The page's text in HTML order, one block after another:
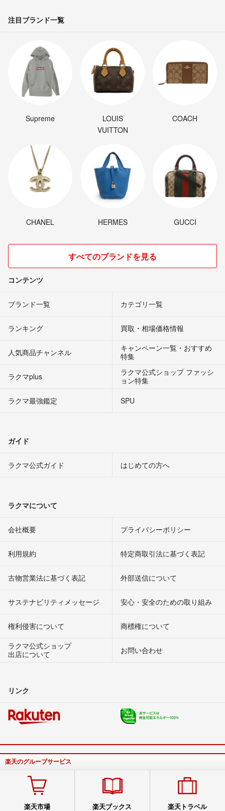
注目ブランド一覧
Supreme
LOUIS
VUITTON
COACH
CHANEL HERMES GUCCI
すべてのブランドを見る
コンテンツ
ブランド一覧 カテゴリ一覧
ランキング 買取・相場価格情報
人気商品チャンネル
キャンペーン一覧・おすすめ
特集
ラクマplus
ラクマ公式ショップ ファッシ
ョン特集
ラクマ最強鑑定
SPU
ガイド
ラクマ公式ガイド はじめての方へ
ラクマについて
会社概要 プライバシーポリシー
利用規約 特定商取引法に基づく表記
古物営業法に基づく表記 外部送信について
サステナビリティメッセージ 安心・安全のための取り組み
権利侵害について
商標権について
ラクマ公式ショップ
出店について
お問い合わせ
リンク
楽天のグループサービス
楽天市場 楽天ブックス 楽天トラベル